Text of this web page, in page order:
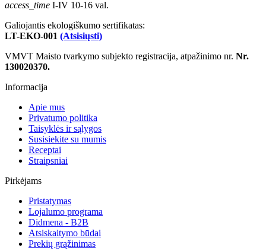
access_time I-IV 10-16 val.
Galiojantis ekologiškumo sertifikatas:
LT-EKO-001 (Atsisiųsti)
VMVT Maisto tvarkymo subjekto registracija, atpažinimo nr. Nr.
130020370.
Informacija
Apie mus
Privatumo politika
Taisyklės ir sąlygos
Susisiekite su mumis
Receptai
Straipsniai
Pirkėjams
Pristatymas
Lojalumo programa
Didmena - B2B
Atsiskaitymo būdai
Prekių grąžinimas